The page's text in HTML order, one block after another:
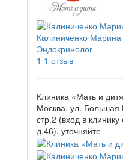
Калиниченко
Эндокринолог
1 1 отзыв
Клиника «Мать и
Москва, ул. Большая
стр.2 (вход в
д.46). уточняйте